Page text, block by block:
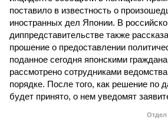
поставило в известность о
иностранных дел Японии. В
диппредставительстве также
прошение о предоставлении
поданное сегодня японскими
рассмотрено сотрудниками
порядке. После того, как решение по
будет принято, о нем уведомят
Отдел